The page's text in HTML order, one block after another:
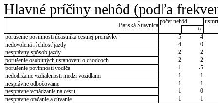
Hlavné príčiny nehôd (podľa
Banská Štiavnica
počet nehôd
+/-
porušenie povinnosti účastníka cestnej premávky
5
4
nedovolená rýchlosť jazdy
4
0
nesprávny spôsob jazdy
2
2
porušenie osobitných ustanovení o chodcoch
2
2
porušenie povinnosti vodiča
1
-5
nedodržanie vzdialenosti medzi vozidlami
1
1
nesprávne odbočovanie
1
1
nesprávne vchádzanie na cestu
1
0
nesprávne otáčanie a cúvanie
1 1